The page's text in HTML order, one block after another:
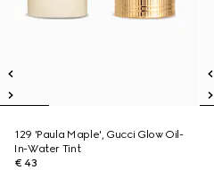
129 'Paula Maple', Gucci Glow Oil-
In-Water Tint
€ 43